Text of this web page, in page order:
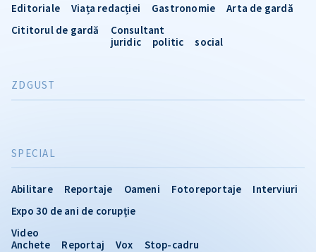
SPECIAL
Abilitare Reportaje Oameni Fotoreportaje
Interviuri
Expo 30 de ani de corupție
Video
Anchete
Reportaj Vox Stop-cadru
Editoriale
Viața redacției Gastronomie
Arta de gardă
Cititorul de gardă
Consultant
juridic
politic social
ZDGUST